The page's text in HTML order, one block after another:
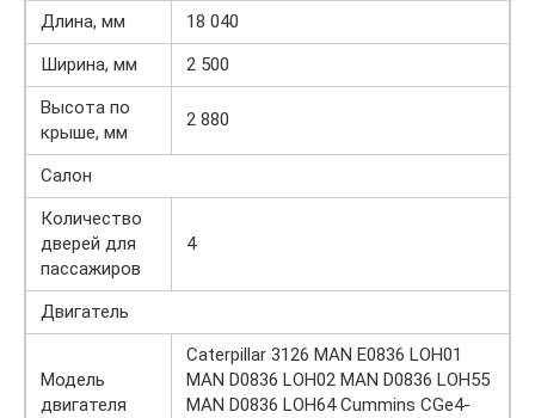
Длина, мм
18 040
Ширина, мм
2 500
Высота по
крыше, мм
2 880
Салон
Количество
дверей для
пассажиров
4
Двигатель
Модель
двигателя
Caterpillar 3126 MAN E0836 LOH01
MAN D0836 LOH02 MAN D0836 LOH55
MAN D0836 LOH64 Cummins CGe4-